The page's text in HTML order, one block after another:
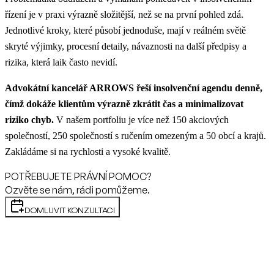
řízení je v praxi výrazně složitější, než se na první pohled zdá.
Jednotlivé kroky, které působí jednoduše, mají v reálném světě
skryté výjimky, procesní detaily, návaznosti na další předpisy a
rizika, která laik často nevidí.
Advokátní kancelář ARROWS řeší insolvenční agendu denně,
čímž dokáže klientům výrazně zkrátit čas a minimalizovat
riziko chyb. V našem portfoliu je více než 150 akciových
společností, 250 společností s ručením omezeným a 50 obcí a krajů.
Zakládáme si na rychlosti a vysoké kvalitě.
POTŘEBUJETE PRÁVNÍ POMOC?
Ozvěte se nám, rádi pomůžeme.
DOMLUVIT KONZULTACI